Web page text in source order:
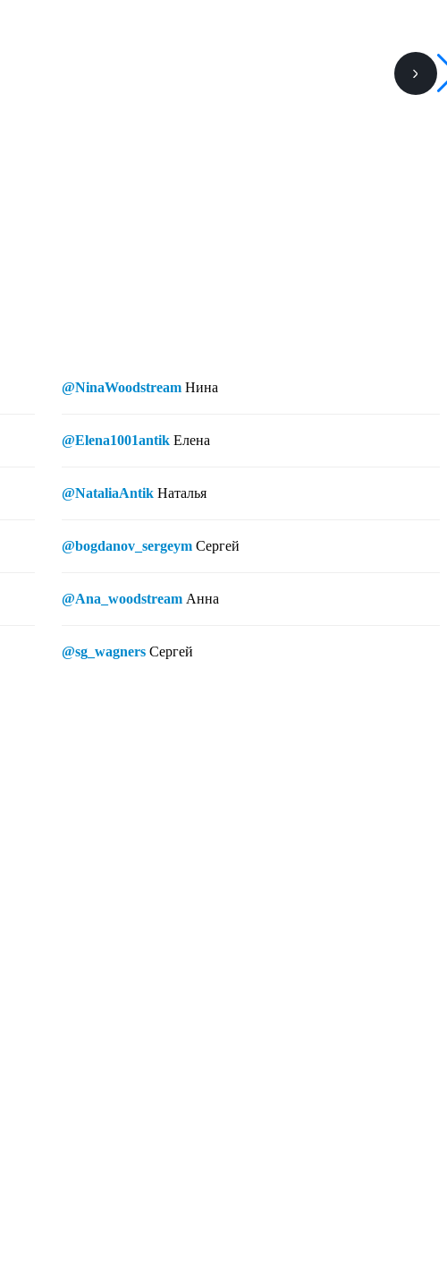
@NinaWoodstream Нина
@Elena1001antik Елена
@NataliaAntik Наталья
@bogdanov_sergeym Сергей
@Ana_woodstream Анна
@sg_wagners Сергей